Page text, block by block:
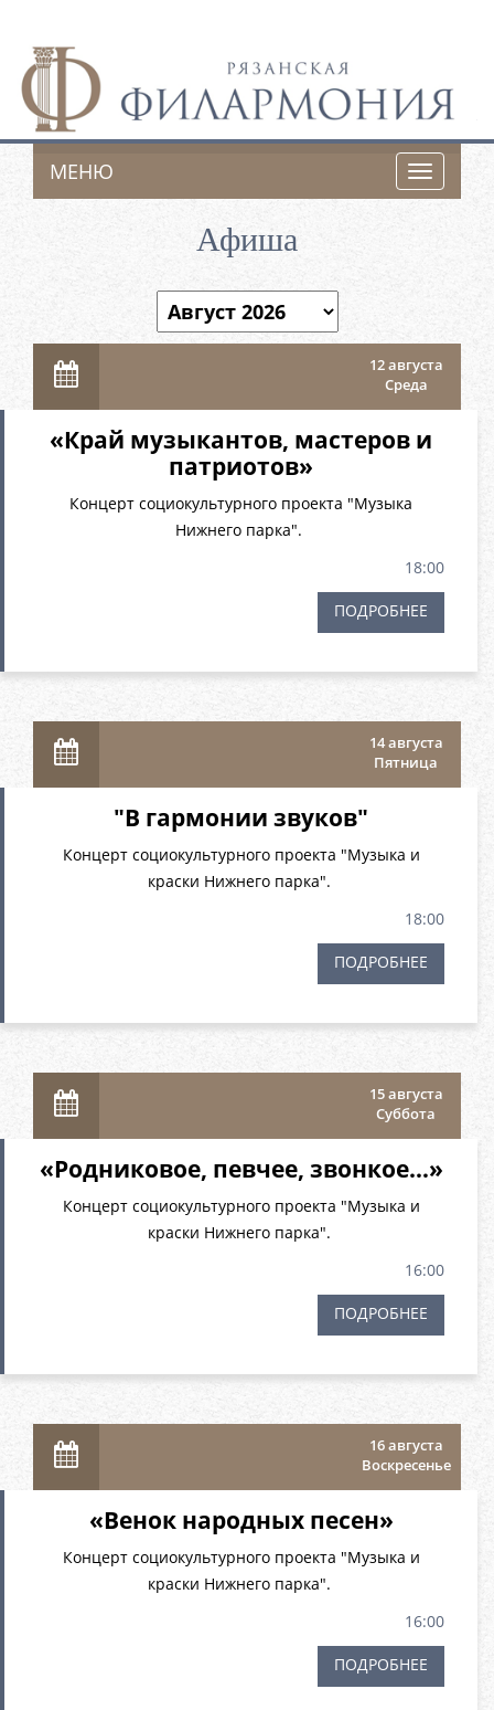
Toggle
МЕНЮ
Афиша
12 августа
Среда
«Край музыкантов, мастеров и
патриотов»
Концерт социокультурного проекта "Музыка
Нижнего парка".
18:00
ПОДРОБНЕЕ
14 августа
Пятница
"В гармонии звуков"
Концерт социокультурного проекта "Музыка и
краски Нижнего парка".
18:00
ПОДРОБНЕЕ
15 августа
Суббота
«Родниковое, певчее, звонкое…»
Концерт социокультурного проекта "Музыка и
краски Нижнего парка".
16:00
ПОДРОБНЕЕ
16 августа
Воскресенье
«Венок народных песен»
Концерт социокультурного проекта "Музыка и
краски Нижнего парка".
16:00
ПОДРОБНЕЕ